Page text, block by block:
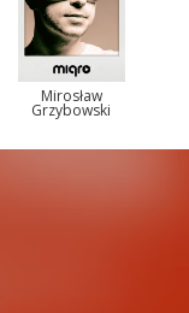
Mirosław
Grzybowski